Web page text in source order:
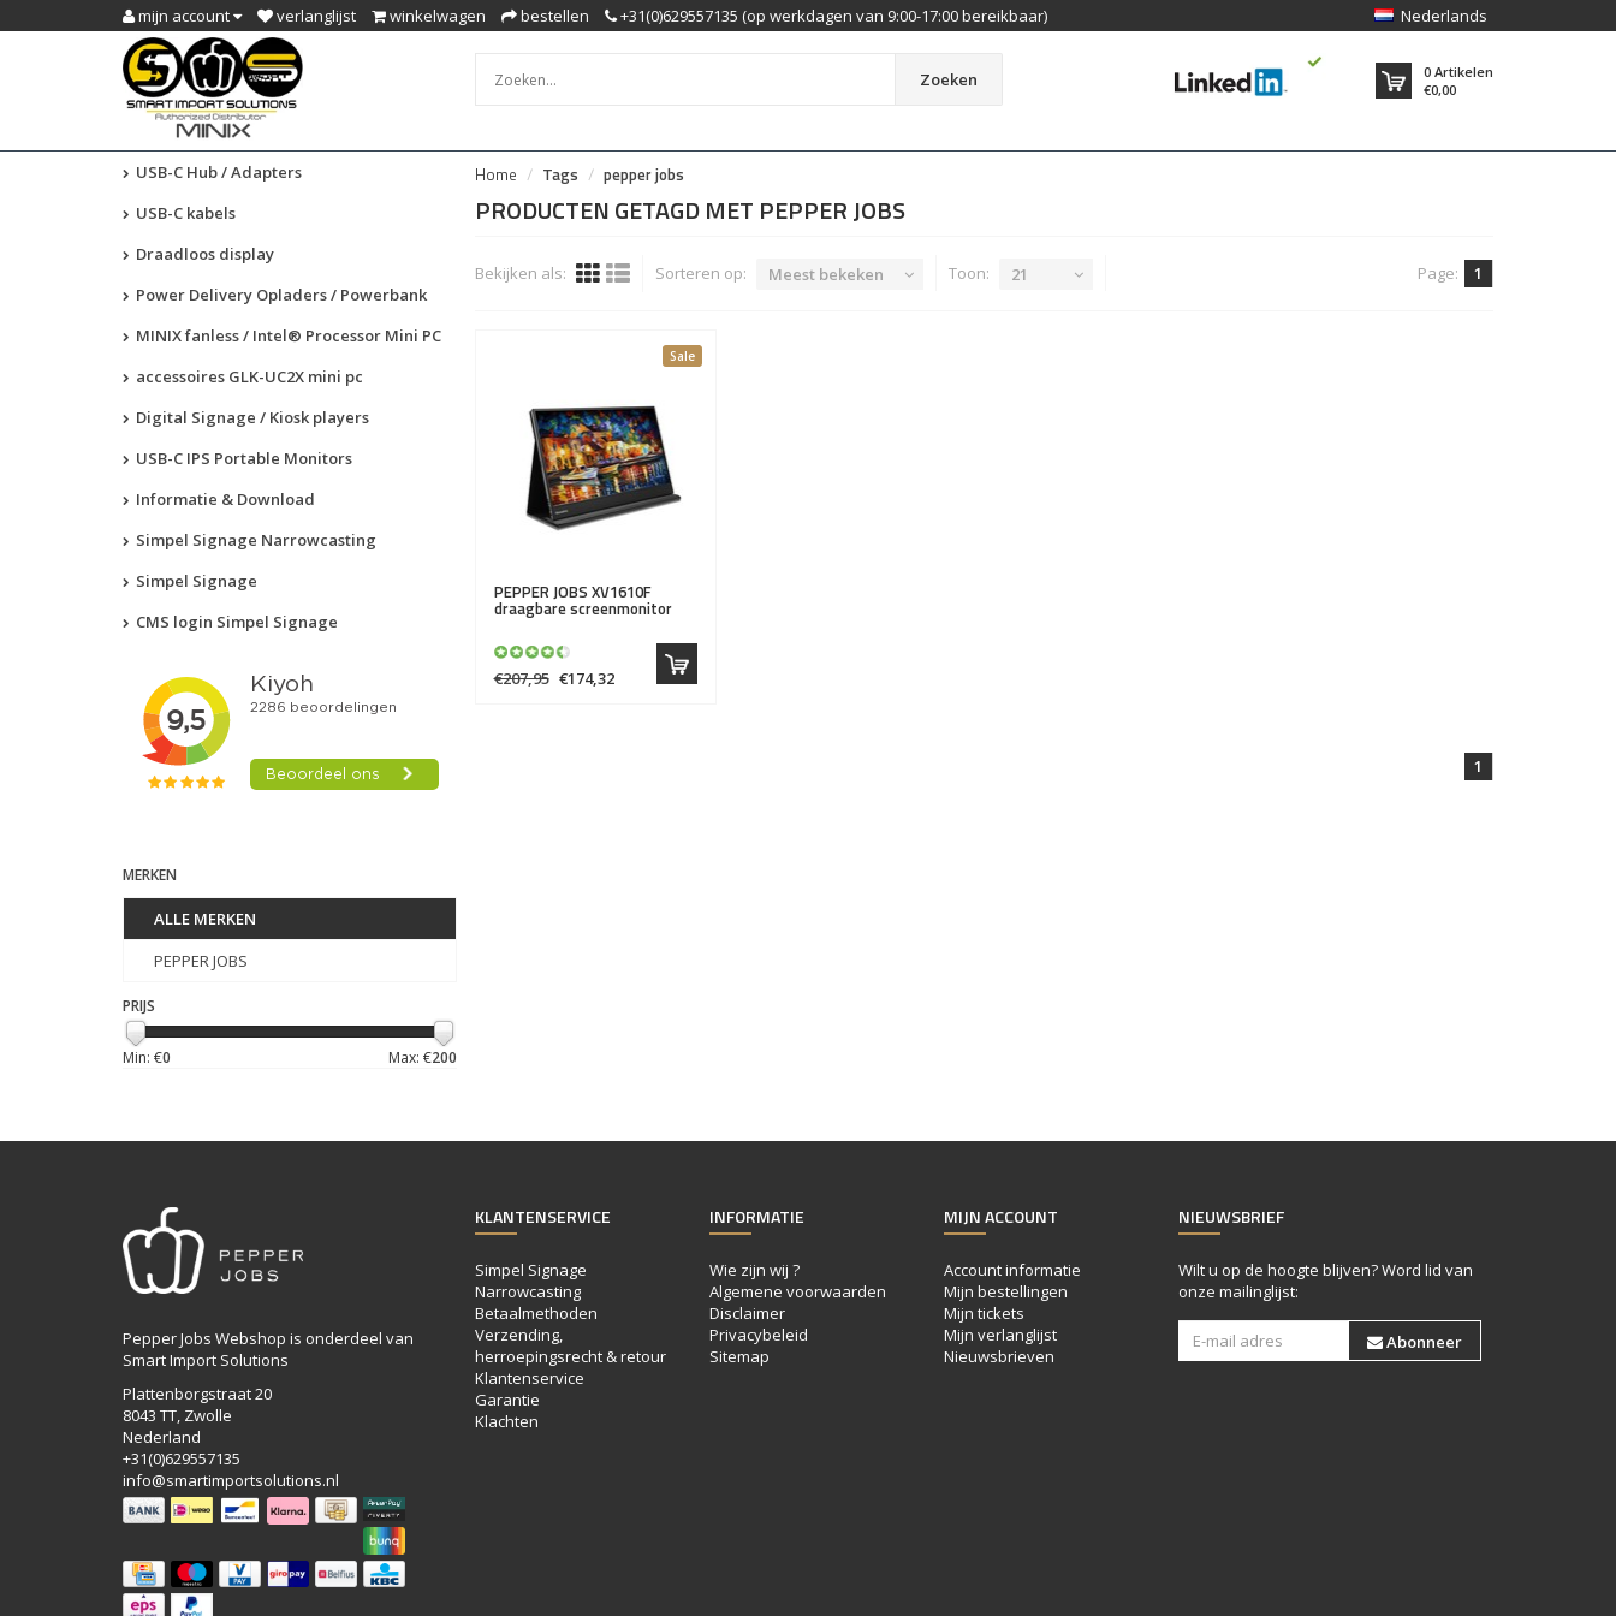
mijn account verlanglijst winkelwagen bestellen +31(0)629557135 (op werkdagen van 9:00-17:00 bereikbaar) Nederlands
Zoeken 0 Artikelen
€0,00
USB-C Hub / Adapters
USB-C kabels
Draadloos display
Power Delivery Opladers / Powerbank
MINIX fanless / Intel® Processor Mini PC
accessoires GLK-UC2X mini pc
Digital Signage / Kiosk players
USB-C IPS Portable Monitors
Informatie & Download
Simpel Signage Narrowcasting
Simpel Signage
CMS login Simpel Signage
MERKEN
ALLE MERKEN
PEPPER JOBS
PRIJS
Min: €0 Max: €200
Home Tags pepper jobs
PRODUCTEN GETAGD MET PEPPER JOBS
Bekijken als: Sorteren op: Meest bekeken Toon: 21 Page: 1
Sale
PEPPER JOBS XV1610F
draagbare screenmonitor
€207,95 €174,32
1
Pepper Jobs Webshop is onderdeel van
Smart Import Solutions
Plattenborgstraat 20
8043 TT, Zwolle
Nederland
+31(0)629557135
info@smartimportsolutions.nl
KLANTENSERVICE
Simpel Signage
Narrowcasting
Betaalmethoden
Verzending,
herroepingsrecht & retour
Klantenservice
Garantie
Klachten
INFORMATIE
Wie zijn wij ?
Algemene voorwaarden
Disclaimer
Privacybeleid
Sitemap
MIJN ACCOUNT
Account informatie
Mijn bestellingen
Mijn tickets
Mijn verlanglijst
Nieuwsbrieven
NIEUWSBRIEF
Wilt u op de hoogte blijven? Word lid van
onze mailinglijst:
Abonneer